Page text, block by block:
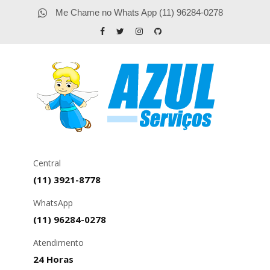
Me Chame no Whats App (11) 96284-0278
Central
(11) 3921-8778
WhatsApp
(11) 96284-0278
Atendimento
24 Horas